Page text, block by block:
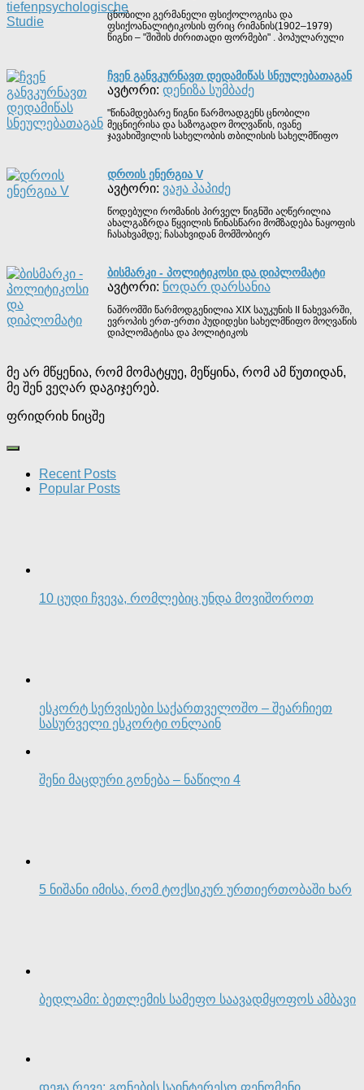
ცნობილი გერმანელი ფსიქოლოგისა და
ფსიქოანალიტიკოსის ფრიც რიმანის(1902–1979)
წიგნი – "შიშის ძირითადი ფორმები" . პოპულარული
ᲩᲕᲔᲜ ᲒᲐᲜᲕᲙᲣᲠᲜᲐᲕᲗ ᲓᲔᲓᲐᲛᲘᲬᲐᲡ ᲡᲜᲔᲣᲚᲔᲑᲐᲗᲐᲒᲐᲜ
ავტორი: დენიზა სუმბაძე
"წინამდებარე წიგნი წარმოადგენს ცნობილი
მეცნიერისა და საზოგადო მოღვაწის, ივანე
ჯავახიშვილის სახელობის თბილისის სახელმწიფო
ᲓᲠᲝᲘᲡ ᲔᲜᲔᲠᲒᲘᲐ V
ავტორი: ვაჟა პაპიძე
წოდებული რომანის პირველ წიგნში აღწერილია
ახალგაზრდა წყვილის წინასწარი მომზადება ნაყოფის
ჩასახვამდე; ჩასახვიდან მომშობიერ
ᲑᲘᲡᲛᲐᲠᲙᲘ - ᲞᲝᲚᲘᲢᲘᲙᲝᲡᲘ ᲓᲐ ᲓᲘᲞᲚᲝᲛᲐᲢᲘ
ავტორი: ნოდარ დარსანია
ნაშრომში წარმოდგენილია XIX საუკუნის II ნახევარში,
ევროპის ერთ-ერთი პუდიდესი სახელმწიფო მოღვაწის
დიპლომატისა და პოლიტიკოს
მე არ მწყენია, რომ მომატყუე, მეწყინა, რომ ამ წუთიდან,
მე შენ ვეღარ დაგიჯერებ.
ფრიდრიხ ნიცშე
Recent Posts
Popular Posts
10 ცუდი ჩვევა, რომლებიც უნდა მოვიშოროთ
ესკორტ სერვისები საქართველოშო – შეარჩიეთ
სასურველი ესკორტი ონლაინ
შენი მაცდური გონება – ნაწილი 4
5 ნიშანი იმისა, რომ ტოქსიკურ ურთიერთობაში ხარ
ბედლამი: ბეთლემის სამეფო საავადმყოფოს ამბავი
დეჟა რევე: გონების საინტერესო ფენომენი